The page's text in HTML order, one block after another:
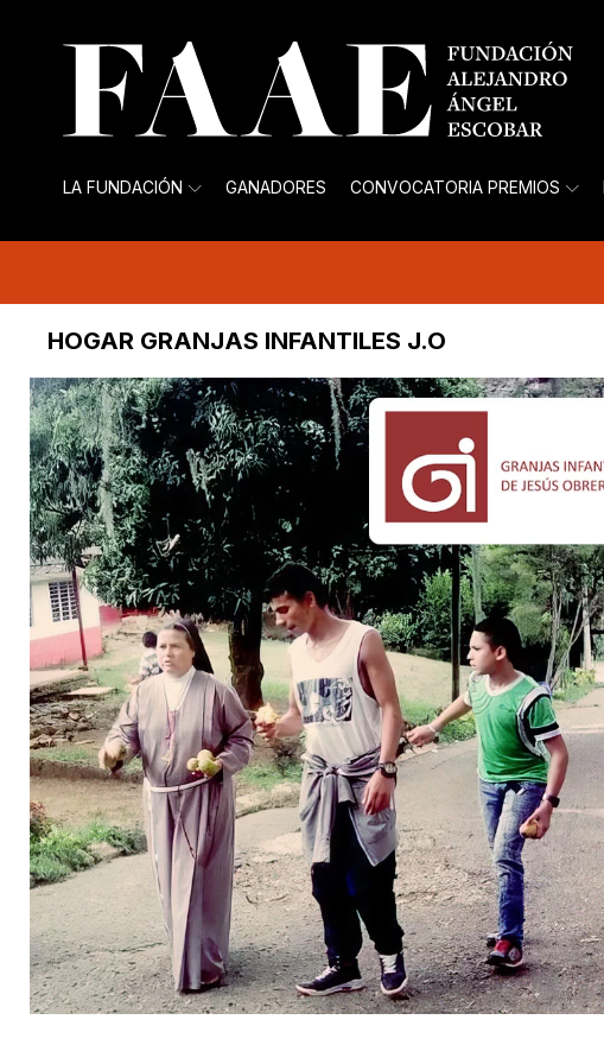
LA FUNDACIÓN GANADORES CONVOCATORIA PREMIOS
HOGAR GRANJAS INFANTILES J.O